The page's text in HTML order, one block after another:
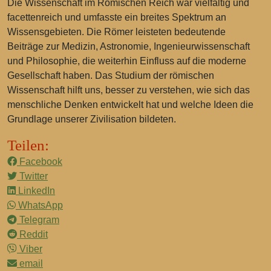
Die Wissenschaft im Römischen Reich war vielfältig und
facettenreich und umfasste ein breites Spektrum an
Wissensgebieten. Die Römer leisteten bedeutende
Beiträge zur Medizin, Astronomie, Ingenieurwissenschaft
und Philosophie, die weiterhin Einfluss auf die moderne
Gesellschaft haben. Das Studium der römischen
Wissenschaft hilft uns, besser zu verstehen, wie sich das
menschliche Denken entwickelt hat und welche Ideen die
Grundlage unserer Zivilisation bildeten.
Teilen:
Facebook
Twitter
LinkedIn
WhatsApp
Telegram
Reddit
Viber
email